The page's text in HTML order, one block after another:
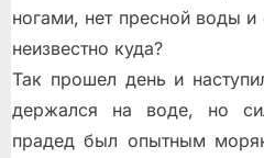
ногами, нет пресной воды и
неизвестно куда?
Так прошел день и
держался на воде, но
прадед был опытным